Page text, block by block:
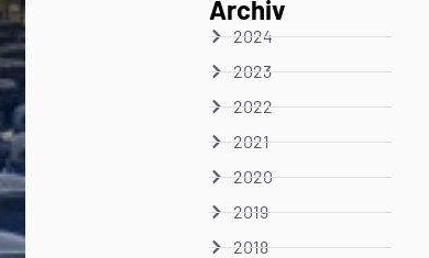
Archiv
2024
2023
2022
2021
2020
2019
2018